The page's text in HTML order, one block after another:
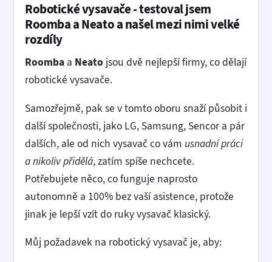
Robotické vysavače - testoval jsem
Roomba a Neato a našel mezi nimi velké
rozdíly
Roomba a Neato jsou dvě nejlepší firmy, co dělají
robotické vysavače.
Samozřejmě, pak se v tomto oboru snaží působit i
další společnosti, jako LG, Samsung, Sencor a pár
dalších, ale od nich vysavač co vám usnadní práci
a nikoliv přidělá, zatím spíše nechcete.
Potřebujete něco, co funguje naprosto
autonomně a 100% bez vaší asistence, protože
jinak je lepší vzít do ruky vysavač klasický.
Můj požadavek na robotický vysavač je, aby: